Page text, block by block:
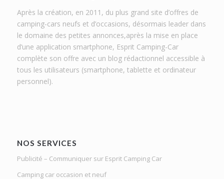
Après la création, en 2011, du plus grand site d’offres de
camping-cars neufs et d’occasions, désormais leader dans
le domaine des petites annonces,après la mise en place
d’une application smartphone, Esprit Camping-Car
complète son offre avec un blog rédactionnel accessible à
tous les utilisateurs (smartphone, tablette et ordinateur
personnel).
NOS SERVICES
Publicité – Communiquer sur Esprit Camping Car
Camping car occasion et neuf